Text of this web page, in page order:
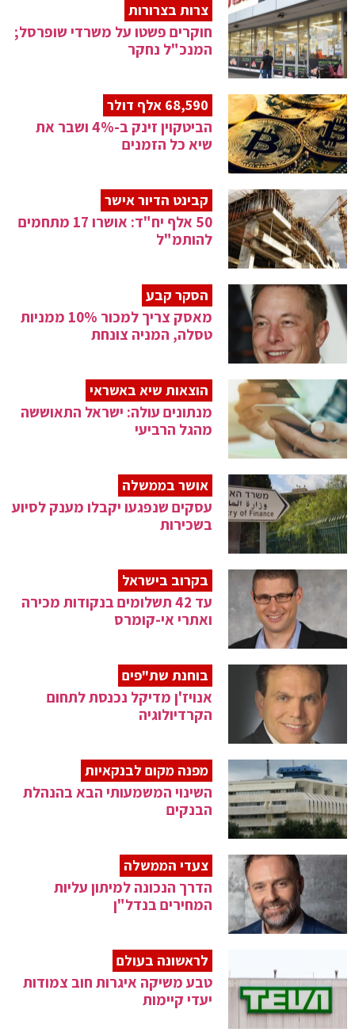
צרות בצרורות
חוקרים פשטו על משרדי שופרסל;
המנכ"ל נחקר
68,590 אלף דולר
הביטקוין זינק ב-4% ושבר את
שיא כל הזמנים
קבינט הדיור אישר
50 אלף יח"ד: אושרו 17 מתחמים
להותמ"ל
הסקר קבע
מאסק צריך למכור 10% ממניות
טסלה, המניה צונחת
הוצאות שיא באשראי
מנתונים עולה: ישראל התאוששה
מהגל הרביעי
אושר בממשלה
עסקים שנפגעו יקבלו מענק לסיוע
בשכירות
בקרוב בישראל
עד 42 תשלומים בנקודות מכירה
ואתרי אי-קומרס
בוחנת שת"פים
אנויז'ן מדיקל נכנסת לתחום
הקרדיולוגיה
מפנה מקום לבנקאיות
השינוי המשמעותי הבא בהנהלת
הבנקים
צעדי הממשלה
הדרך הנכונה למיתון עליות
המחירים בנדל"ן
לראשונה בעולם
טבע משיקה איגרות חוב צמודות
יעדי קיימות